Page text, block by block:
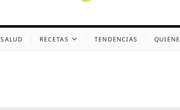
SALUD RECETAS TENDENCIAS